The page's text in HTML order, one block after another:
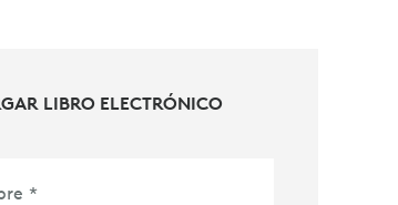
LIBRO ELECTRÓNICO
*